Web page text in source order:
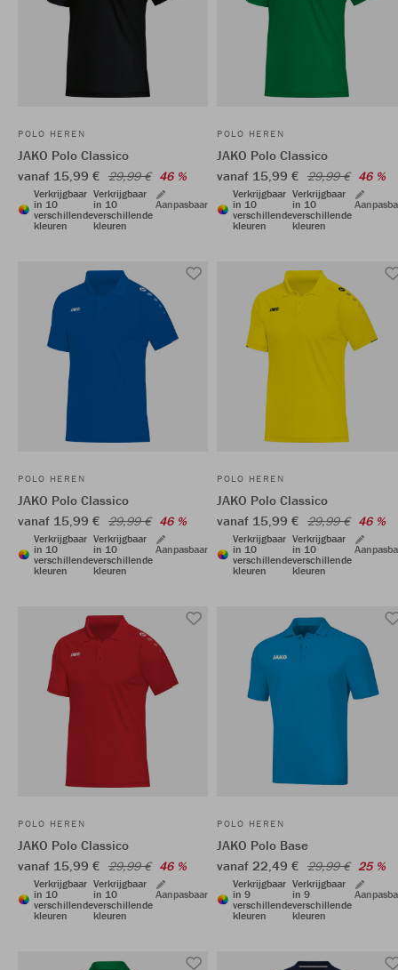
POLO HEREN
JAKO Polo Classico
vanaf 15,99 € 29,99 € 46 %
Verkrijgbaar
in 10
verschillende
kleuren
Verkrijgbaar
in 10
verschillende
kleuren
Aanpasbaar
POLO HEREN
JAKO Polo Classico
vanaf 15,99 € 29,99 € 46 %
Verkrijgbaar
in 10
verschillende
kleuren
Verkrijgbaar
in 10
verschillende
kleuren
POLO HEREN
JAKO Polo Classico
vanaf 15,99 € 29,99 € 46 %
Verkrijgbaar
in 10
verschillende
kleuren
Verkrijgbaar
in 10
verschillende
kleuren
Aanpasbaar
POLO HEREN
JAKO Polo Classico
vanaf 15,99 € 29,99 € 46 %
Verkrijgbaar
in 10
verschillende
kleuren
Verkrijgbaar
in 10
verschillende
kleuren
POLO HEREN
JAKO Polo Classico
vanaf 15,99 € 29,99 € 46 %
Verkrijgbaar
in 10
verschillende
kleuren
Verkrijgbaar
in 10
verschillende
kleuren
Aanpasbaar
POLO HEREN
JAKO Polo Base
vanaf 22,49 € 29,99 € 25 %
Verkrijgbaar
in 9
verschillende
kleuren
Verkrijgbaar
in 9
verschillende
kleuren